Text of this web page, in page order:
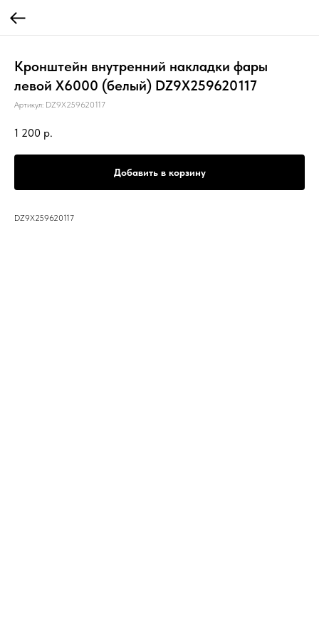
Кронштейн внутренний накладки фары
левой X6000 (белый) DZ9X259620117
Артикул: DZ9X259620117
1 200 р.
Добавить в корзину
DZ9X259620117